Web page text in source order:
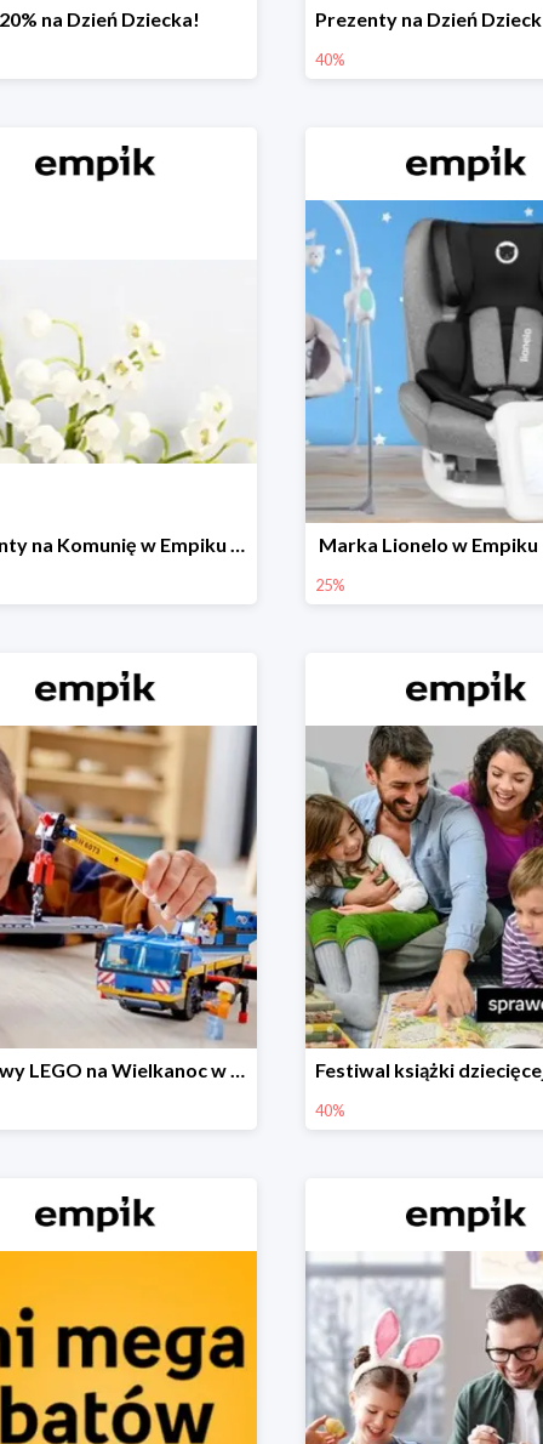
na Dzień Dziecka!
40%
Prezenty na Komunię w Empiku do -50% Marka Lionelo w Empiku
25%
Zestawy LEGO na Wielkanoc w Empiku do -30%
40%